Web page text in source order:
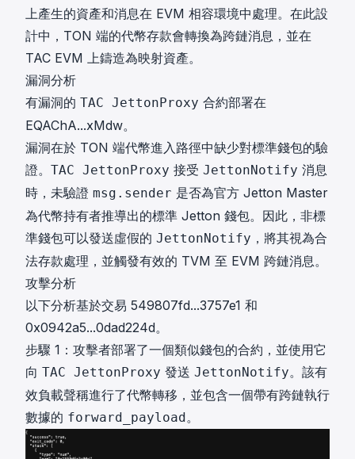
上產生的資產和消息在 EVM 相容環境中處理。在此設
計中，TON 端的代幣存款會轉換為跨鏈消息，並在
TAC EVM 上鑄造為映射資產。
漏洞分析
有漏洞的 TAC JettonProxy 合約部署在
EQAChA...xMdw。
漏洞在於 TON 端代幣進入路徑中缺少對標準錢包的驗
證。 TAC JettonProxy 接受 JettonNotify 消息
時，未驗證 msg.sender 是否為官方 Jetton Master
為代幣持有者推導出的標準 Jetton 錢包。因此，非標
準錢包可以發送虛假的 JettonNotify ，將其視為合
法存款處理，並觸發有效的 TVM 至 EVM 跨鏈消息。
攻擊分析
以下分析基於交易 549807fd...3757e1 和
0x0942a5...0dad224d。
步驟 1：攻擊者部署了一個類似錢包的合約，並使用它
向 TAC JettonProxy 發送 JettonNotify。該有
效負載聲稱進行了代幣轉移，並包含一個帶有跨鏈執行
數據的 forward_payload。